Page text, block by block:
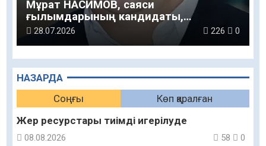
НАЗАРДА
Соңғы
Көп қаралған
Жер ресурстары тиімді игерілуде
08.08.2026 58 0
Мұрат НАСИМОВ, саяси
ғылымдарының кандидаты,
қауымдастырылған профессор,
Қорқыт Ата атындағы Қызылорда
секциясының қауымдастырылған
профессоры: Құрылтайға қойылатын
басты талап – қоғамның сенімін
нығайту
28.07.2026 226 0